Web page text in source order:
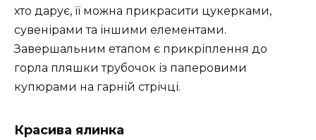
хто дарує, її можна прикрасити цукерками,
сувенірами та іншими елементами.
Завершальним етапом є прикріплення до
горла пляшки трубочок із паперовими
купюрами на гарній стрічці.
Красива ялинка